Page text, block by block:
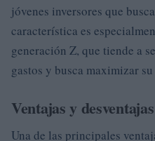
jóvenes inversores que
característica es
generación Z, que tiende a
gastos y busca maximizar
Ventajas y
Una de las principales